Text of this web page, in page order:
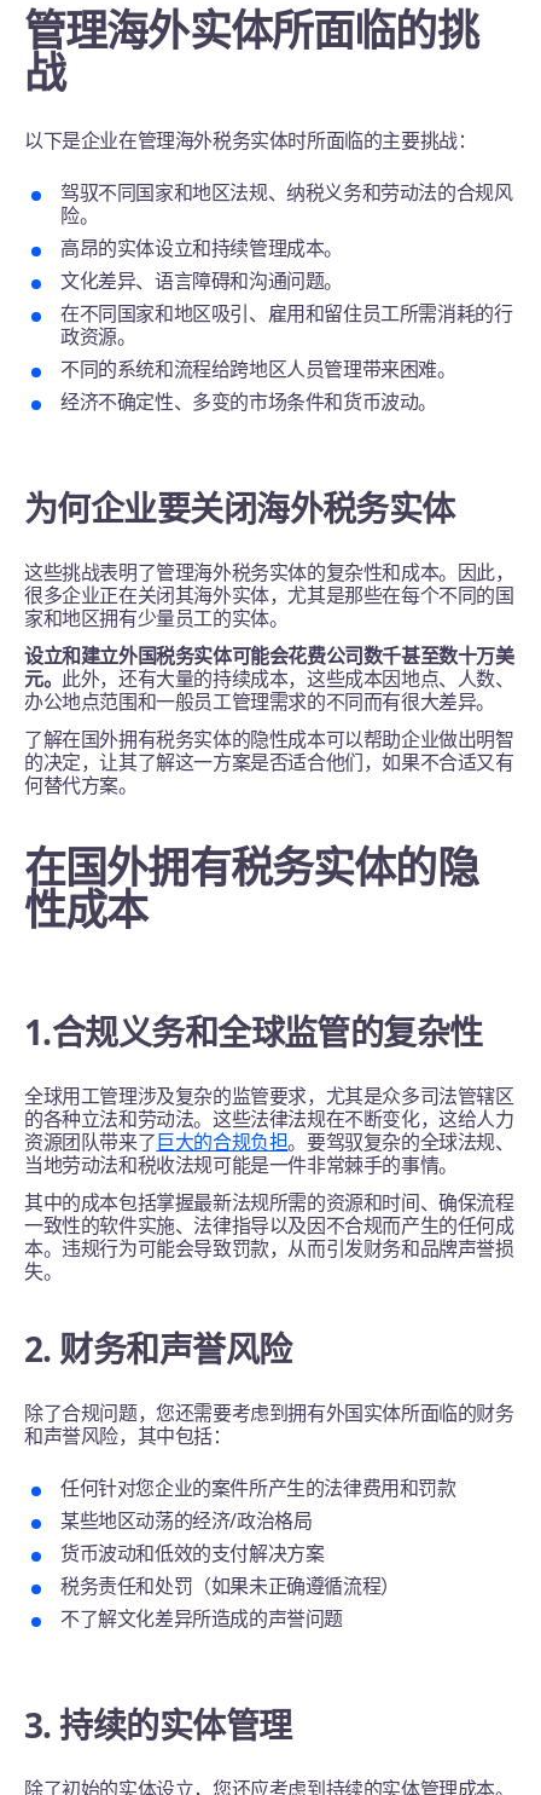
管理海外实体所面临的挑
战
以下是企业在管理海外税务实体时所面临的主要挑战：
驾驭不同国家和地区法规、纳税义务和劳动法的合规风
险。
高昂的实体设立和持续管理成本。
文化差异、语言障碍和沟通问题。
在不同国家和地区吸引、雇用和留住员工所需消耗的行
政资源。
不同的系统和流程给跨地区人员管理带来困难。
经济不确定性、多变的市场条件和货币波动。
为何企业要关闭海外税务实体
这些挑战表明了管理海外税务实体的复杂性和成本。因此，
很多企业正在关闭其海外实体，尤其是那些在每个不同的国
家和地区拥有少量员工的实体。
设立和建立外国税务实体可能会花费公司数千甚至数十万美
元。 此外，还有大量的持续成本，这些成本因地点、人数、
办公地点范围和一般员工管理需求的不同而有很大差异。
了解在国外拥有税务实体的隐性成本可以帮助企业做出明智
的决定，让其了解这一方案是否适合他们，如果不合适又有
何替代方案。
在国外拥有税务实体的隐
性成本
1.合规义务和全球监管的复杂性
全球用工管理涉及复杂的监管要求，尤其是众多司法管辖区
的各种立法和劳动法。这些法律法规在不断变化，这给人力
资源团队带来了巨大的合规负担。要驾驭复杂的全球法规、
当地劳动法和税收法规可能是一件非常棘手的事情。
其中的成本包括掌握最新法规所需的资源和时间、确保流程
一致性的软件实施、法律指导以及因不合规而产生的任何成
本。违规行为可能会导致罚款，从而引发财务和品牌声誉损
失。
2. 财务和声誉风险
除了合规问题，您还需要考虑到拥有外国实体所面临的财务
和声誉风险，其中包括：
任何针对您企业的案件所产生的法律费用和罚款
某些地区动荡的经济/政治格局
货币波动和低效的支付解决方案
税务责任和处罚（如果未正确遵循流程）
不了解文化差异所造成的声誉问题
3. 持续的实体管理
除了初始的实体设立，您还应考虑到持续的实体管理成本。